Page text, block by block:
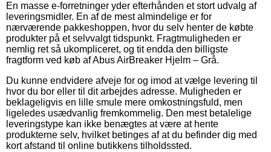
En masse e-forretninger yder efterhånden et stort udvalg af
leveringsmidler. En af de mest almindelige er for
nærværende pakkeshoppen, hvor du selv henter de købte
produkter på et selvvalgt tidspunkt. Fragtmuligheden er
nemlig ret så ukompliceret, og tit endda den billigste
fragtform ved køb af Abus AirBreaker Hjelm – Grå.
Du kunne endvidere afveje for og imod at vælge levering til
hvor du bor eller til dit arbejdes adresse. Muligheden er
beklageligvis en lille smule mere omkostningsfuld, men
ligeledes usædvanlig fremkommelig. Den mest betalelige
leveringstype kan ikke benægtes at være at hente
produkterne selv, hvilket betinges af at du befinder dig med
kort afstand til online butikkens tilholdssted.